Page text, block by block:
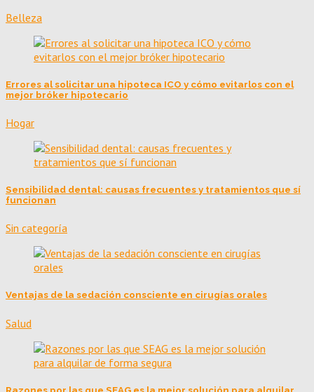
Belleza
Errores al solicitar una hipoteca ICO y cómo evitarlos con el
mejor bróker hipotecario
Hogar
Sensibilidad dental: causas frecuentes y tratamientos que sí
funcionan
Sin categoría
Ventajas de la sedación consciente en cirugías orales
Salud